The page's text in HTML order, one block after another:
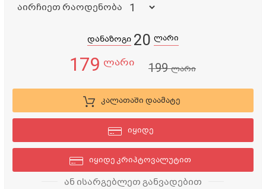
აირჩიეთ რაოდენობა
დანაზოგი 20 ლარი
179 ლარი 199ლარი
კალათაში დაამატე
იყიდე
იყიდე კრიპტოვალუტით
ან ისარგებლეთ განვადებით